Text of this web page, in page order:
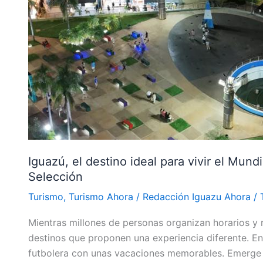
Iguazú, el destino ideal para vivir el
Selección
Turismo, Turismo Ahora / Redacción Iguazu Ahora /
Mientras millones de personas organizan horarios
destinos que proponen una experiencia diferente.
futbolera con unas vacaciones memorables.
para
vivir
el
Mundial
entre
Cataratas,
gastronomía
y
el
a
la
Selección